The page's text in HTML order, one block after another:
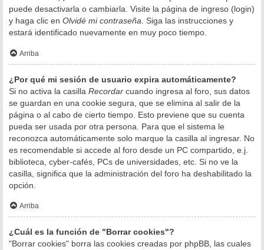
puede desactivarla o cambiarla. Visite la página de ingreso (login)
y haga clic en Olvidé mi contraseña. Siga las instrucciones y
estará identificado nuevamente en muy poco tiempo.
Arriba
¿Por qué mi sesión de usuario expira automáticamente?
Si no activa la casilla Recordar cuando ingresa al foro, sus datos
se guardan en una cookie segura, que se elimina al salir de la
página o al cabo de cierto tiempo. Esto previene que su cuenta
pueda ser usada por otra persona. Para que el sistema le
reconozca automáticamente solo marque la casilla al ingresar. No
es recomendable si accede al foro desde un PC compartido, e.j.
biblioteca, cyber-cafés, PCs de universidades, etc. Si no ve la
casilla, significa que la administración del foro ha deshabilitado la
opción.
Arriba
¿Cuál es la función de "Borrar cookies"?
"Borrar cookies" borra las cookies creadas por phpBB, las cuales